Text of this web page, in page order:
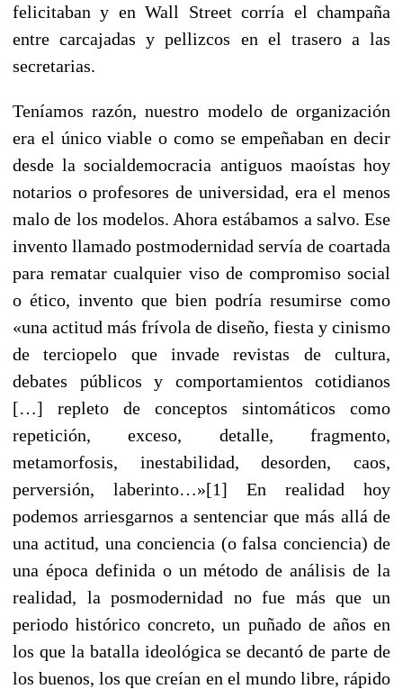
felicitaban y en Wall Street corría el champaña
entre carcajadas y pellizcos en el trasero a las
secretarias.
Teníamos razón, nuestro modelo de organización
era el único viable o como se empeñaban en decir
desde la socialdemocracia antiguos maoístas hoy
notarios o profesores de universidad, era el menos
malo de los modelos. Ahora estábamos a salvo. Ese
invento llamado postmodernidad servía de coartada
para rematar cualquier viso de compromiso social
o ético, invento que bien podría resumirse como
«una actitud más frívola de diseño, fiesta y cinismo
de terciopelo que invade revistas de cultura,
debates públicos y comportamientos cotidianos
[…] repleto de conceptos sintomáticos como
repetición, exceso, detalle, fragmento,
metamorfosis, inestabilidad, desorden, caos,
perversión, laberinto…»[1] En realidad hoy
podemos arriesgarnos a sentenciar que más allá de
una actitud, una conciencia (o falsa conciencia) de
una época definida o un método de análisis de la
realidad, la posmodernidad no fue más que un
periodo histórico concreto, un puñado de años en
los que la batalla ideológica se decantó de parte de
los buenos, los que creían en el mundo libre, rápido